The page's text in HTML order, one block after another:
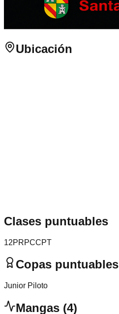
Ubicación
Clases puntuables
12PRPCCPT
Copas puntuables
Junior Piloto
Mangas (4)